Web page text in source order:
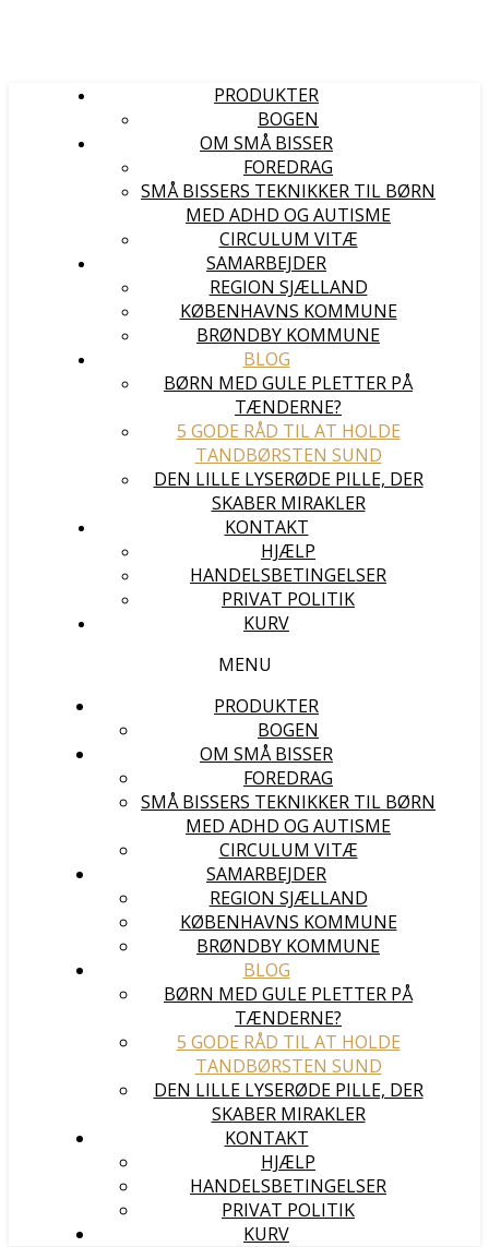
PRODUKTER
BOGEN
OM SMÅ BISSER
FOREDRAG
SMÅ BISSERS TEKNIKKER TIL BØRN
MED ADHD OG AUTISME
CIRCULUM VITÆ
SAMARBEJDER
REGION SJÆLLAND
KØBENHAVNS KOMMUNE
BRØNDBY KOMMUNE
BLOG
BØRN MED GULE PLETTER PÅ
TÆNDERNE?
5 GODE RÅD TIL AT HOLDE
TANDBØRSTEN SUND
DEN LILLE LYSERØDE PILLE, DER
SKABER MIRAKLER
KONTAKT
HJÆLP
HANDELSBETINGELSER
PRIVAT POLITIK
KURV
MENU
PRODUKTER
BOGEN
OM SMÅ BISSER
FOREDRAG
SMÅ BISSERS TEKNIKKER TIL BØRN
MED ADHD OG AUTISME
CIRCULUM VITÆ
SAMARBEJDER
REGION SJÆLLAND
KØBENHAVNS KOMMUNE
BRØNDBY KOMMUNE
BLOG
BØRN MED GULE PLETTER PÅ
TÆNDERNE?
5 GODE RÅD TIL AT HOLDE
TANDBØRSTEN SUND
DEN LILLE LYSERØDE PILLE, DER
SKABER MIRAKLER
KONTAKT
HJÆLP
HANDELSBETINGELSER
PRIVAT POLITIK
KURV